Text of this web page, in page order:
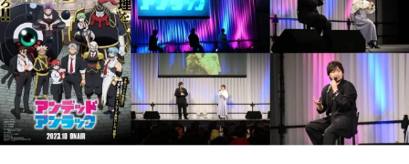
最新記事一覧
アニメ記事一覧 声優記事一覧
アニメ映画一覧 実写化映画一覧
今期アニメ曜日別一覧